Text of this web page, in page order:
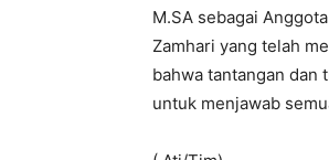
M.SA sebagai
Zamhari yang telah
bahwa tantangan dan
untuk menjawab